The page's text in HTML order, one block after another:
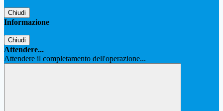
Chiudi
Informazione
Chiudi
Attendere...
Attendere il completamento dell'operazione...